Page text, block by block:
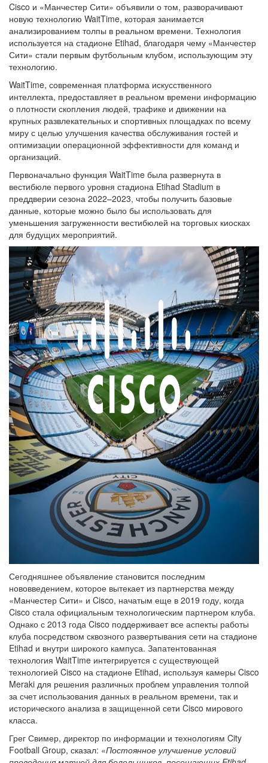
Cisco и «Манчестер Сити» объявили о том, разворачивают
новую технологию WaitTime, которая занимается
анализированием толпы в реальном времени. Технология
используется на стадионе Etihad, благодаря чему «Манчестер
Сити» стали первым футбольным клубом, использующим эту
технологию.
WaitTime, современная платформа искусственного
интеллекта, предоставляет в реальном времени информацию
о плотности скопления людей, трафике и движении на
крупных развлекательных и спортивных площадках по всему
миру с целью улучшения качества обслуживания гостей и
оптимизации операционной эффективности для команд и
организаций.
Первоначально функция WaitTime была развернута в
вестибюле первого уровня стадиона Etihad Stadium в
преддверии сезона 2022–2023, чтобы получить базовые
данные, которые можно было бы использовать для
уменьшения загруженности вестибюлей на торговых киосках
для будущих мероприятий.
Сегодняшнее объявление становится последним
нововведением, которое вытекает из партнерства между
«Манчестер Сити» и Cisco, начатым еще в 2019 году, когда
Cisco стала официальным технологическим партнером клуба.
Однако с 2013 года Cisco поддерживает все аспекты работы
клуба посредством сквозного развертывания сети на стадионе
Etihad и внутри широкого кампуса. Запатентованная
технология WaitTime интегрируется с существующей
технологией Cisco на стадионе Etihad, используя камеры Cisco
Meraki для решения различных проблем управления толпой
за счет использования данных в реальном времени, так и
исторического анализа в защищенной сети Cisco мирового
класса.
Грег Свимер, директор по информации и технологиям City
Football Group, сказал: «Постоянное улучшение условий